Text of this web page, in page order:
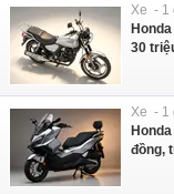
Xe - 1
30
Xe - 1
đồng,